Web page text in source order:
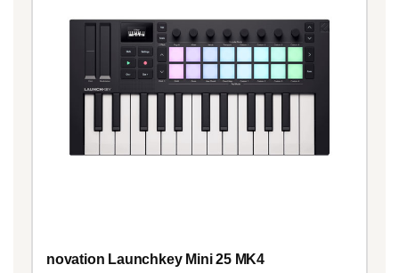
novation Launchkey Mini 25 MK4